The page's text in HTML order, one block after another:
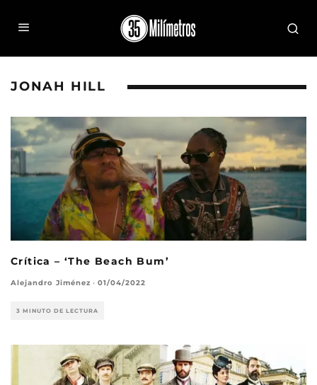
JONAH HILL
Crítica – ‘The Beach Bum’
Alejandro Jiménez · 01/04/2022
3 MINUTO DE LECTURA